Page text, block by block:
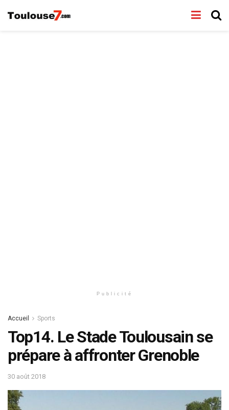
Publicité
Accueil Sports
Top14. Le Stade Toulousain se
prépare à affronter Grenoble
30 août 2018